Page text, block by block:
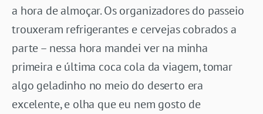
a hora de almoçar. Os organizadores do passeio
trouxeram refrigerantes e cervejas cobrados a
parte – nessa hora mandei ver na minha
primeira e última coca cola da viagem, tomar
algo geladinho no meio do deserto era
excelente, e olha que eu nem gosto de